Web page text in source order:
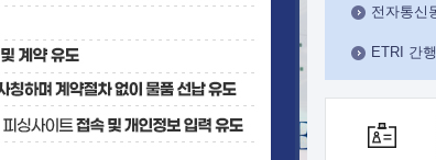
사업화본부
행정본부
대외협력부
전자통신
ETRI 간